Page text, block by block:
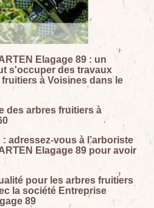
Elagage 89 : un
s'occuper des travaux
à Voisines dans le
des arbres fruitiers à
adressez-vous à l’arboriste
Elagage 89 pour avoir
pour les arbres fruitiers
la société Entreprise
89